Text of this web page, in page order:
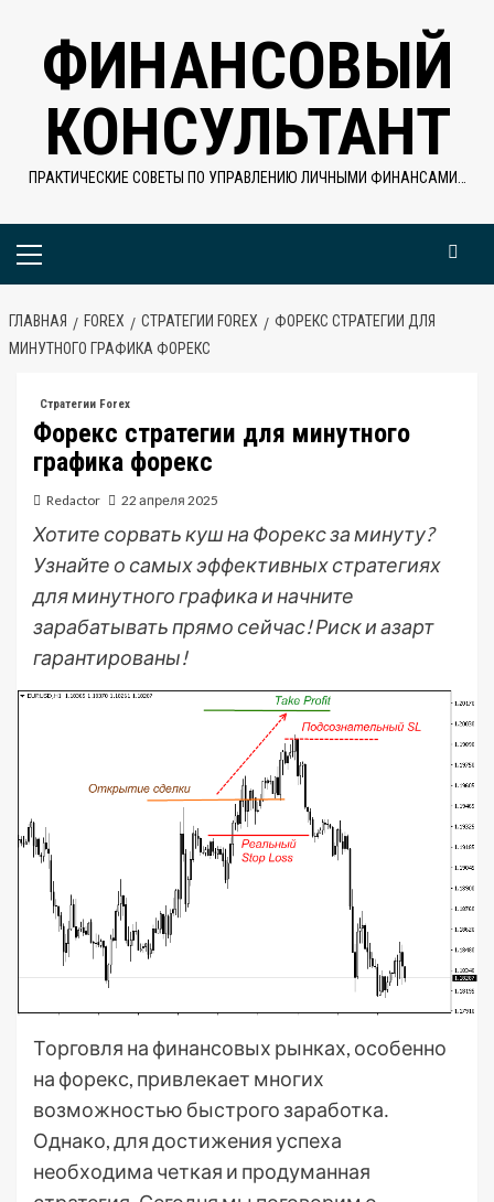
содержимому
ФИНАНСОВЫЙ
КОНСУЛЬТАНТ
ПРАКТИЧЕСКИЕ СОВЕТЫ ПО УПРАВЛЕНИЮ ЛИЧНЫМИ ФИНАНСАМИ…
Основное
ГЛАВНАЯ FOREX СТРАТЕГИИ FOREX
ФОРЕКС СТРАТЕГИИ ДЛЯ
МИНУТНОГО ГРАФИКА ФОРЕКС
Стратегии Forex
Форекс стратегии для минутного
графика форекс
Redactor 22 апреля 2025
Хотите сорвать куш на Форекс за минуту?
Узнайте о самых эффективных стратегиях
для минутного графика и начните
зарабатывать прямо сейчас! Риск и азарт
гарантированы!
Торговля на финансовых рынках, особенно
на форекс, привлекает многих
возможностью быстрого заработка․
Однако, для достижения успеха
необходима четкая и продуманная